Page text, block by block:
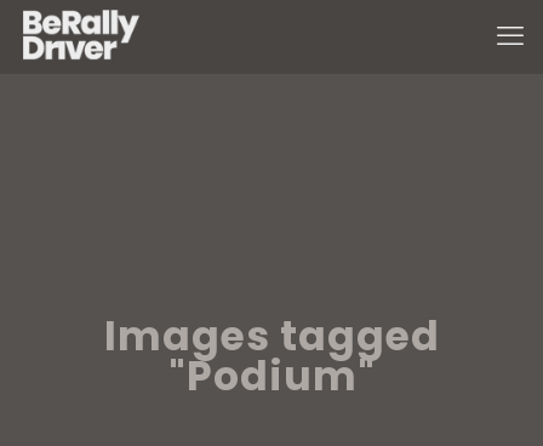
Images tagged
"Podium"